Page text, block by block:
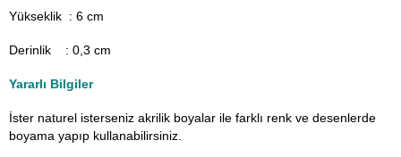
Yükseklik : 6 cm
Derinlik : 0,3 cm
Yararlı Bilgiler
İster naturel isterseniz akrilik boyalar ile farklı renk ve desenlerde
boyama yapıp kullanabilirsiniz.